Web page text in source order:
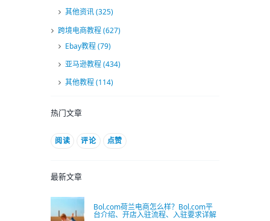
其他资讯(325)
跨境电商教程(627)
Ebay教程(79)
亚马逊教程(434)
其他教程(114)
热门文章
阅读 评论 点赞
最新文章
Bol.com荷兰电商怎么样？Bol.com平
台介绍、开店入驻流程、入驻要求详解